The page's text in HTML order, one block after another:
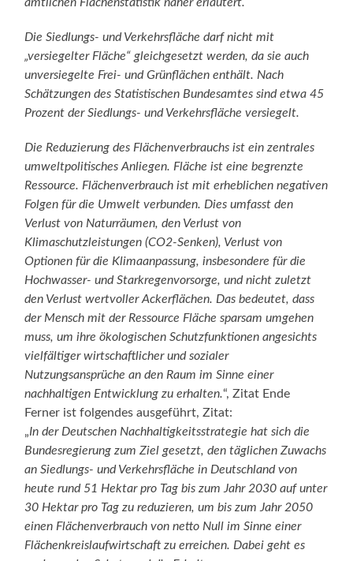
Die Siedlungs- und Verkehrsfläche darf nicht mit
„versiegelter Fläche“ gleichgesetzt werden, da sie auch
unversiegelte Frei- und Grünflächen enthält. Nach
Schätzungen des Statistischen Bundesamtes sind etwa 45
Prozent der Siedlungs- und Verkehrsfläche versiegelt.
Die Reduzierung des Flächenverbrauchs ist ein zentrales
umweltpolitisches Anliegen. Fläche ist eine begrenzte
Ressource. Flächenverbrauch ist mit erheblichen negativen
Folgen für die Umwelt verbunden. Dies umfasst den
Verlust von Naturräumen, den Verlust von
Klimaschutzleistungen (CO2-Senken), Verlust von
Optionen für die Klimaanpassung, insbesondere für die
Hochwasser- und Starkregenvorsorge, und nicht zuletzt
den Verlust wertvoller Ackerflächen. Das bedeutet, dass
der Mensch mit der Ressource Fläche sparsam umgehen
muss, um ihre ökologischen Schutzfunktionen angesichts
vielfältiger wirtschaftlicher und sozialer
Nutzungsansprüche an den Raum im Sinne einer
nachhaltigen Entwicklung zu erhalten.“, Zitat Ende
Ferner ist folgendes ausgeführt, Zitat:
„In der Deutschen Nachhaltigkeitsstrategie hat sich die
Bundesregierung zum Ziel gesetzt, den täglichen Zuwachs
an Siedlungs- und Verkehrsfläche in Deutschland von
heute rund 51 Hektar pro Tag bis zum Jahr 2030 auf unter
30 Hektar pro Tag zu reduzieren, um bis zum Jahr 2050
einen Flächenverbrauch von netto Null im Sinne einer
Flächenkreislaufwirtschaft zu erreichen. Dabei geht es